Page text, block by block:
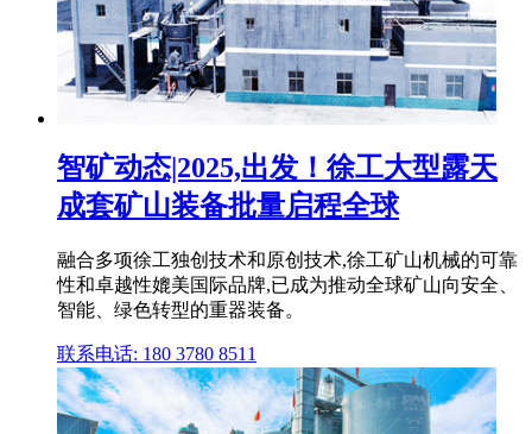
智矿动态|2025,出发！徐工大型露天
成套矿山装备批量启程全球
融合多项徐工独创技术和原创技术,徐工矿山机械的可靠
性和卓越性媲美国际品牌,已成为推动全球矿山向安全、
智能、绿色转型的重器装备。
联系电话: 180 3780 8511